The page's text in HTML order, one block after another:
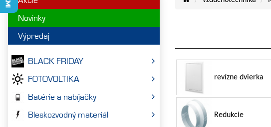
Novinky
Výpredaj
BLACK FRIDAY
FOTOVOLTIKA
Batérie a nabíjačky
Bleskozvodný materiál
revízne dvierka
Redukcie